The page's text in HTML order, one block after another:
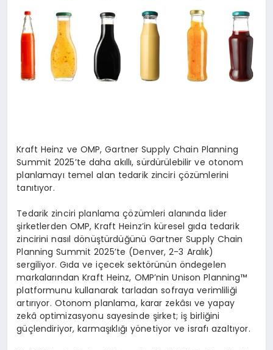
Kraft Heinz ve OMP, Gartner Supply Chain Planning
Summit 2025’te daha akıllı, sürdürülebilir ve otonom
planlamayı temel alan tedarik zinciri çözümlerini
tanıtıyor.
Tedarik zinciri planlama çözümleri alanında lider
şirketlerden OMP, Kraft Heinz’in küresel gıda tedarik
zincirini nasıl dönüştürdüğünü Gartner Supply Chain
Planning Summit 2025’te (Denver, 2-3 Aralık)
sergiliyor. Gıda ve içecek sektörünün öndegelen
markalarından Kraft Heinz, OMP’nin Unison Planning™
platformunu kullanarak tarladan sofraya verimliliği
artırıyor. Otonom planlama, karar zekâsı ve yapay
zekâ optimizasyonu sayesinde şirket; iş birliğini
güçlendiriyor, karmaşıklığı yönetiyor ve israfı azaltıyor.